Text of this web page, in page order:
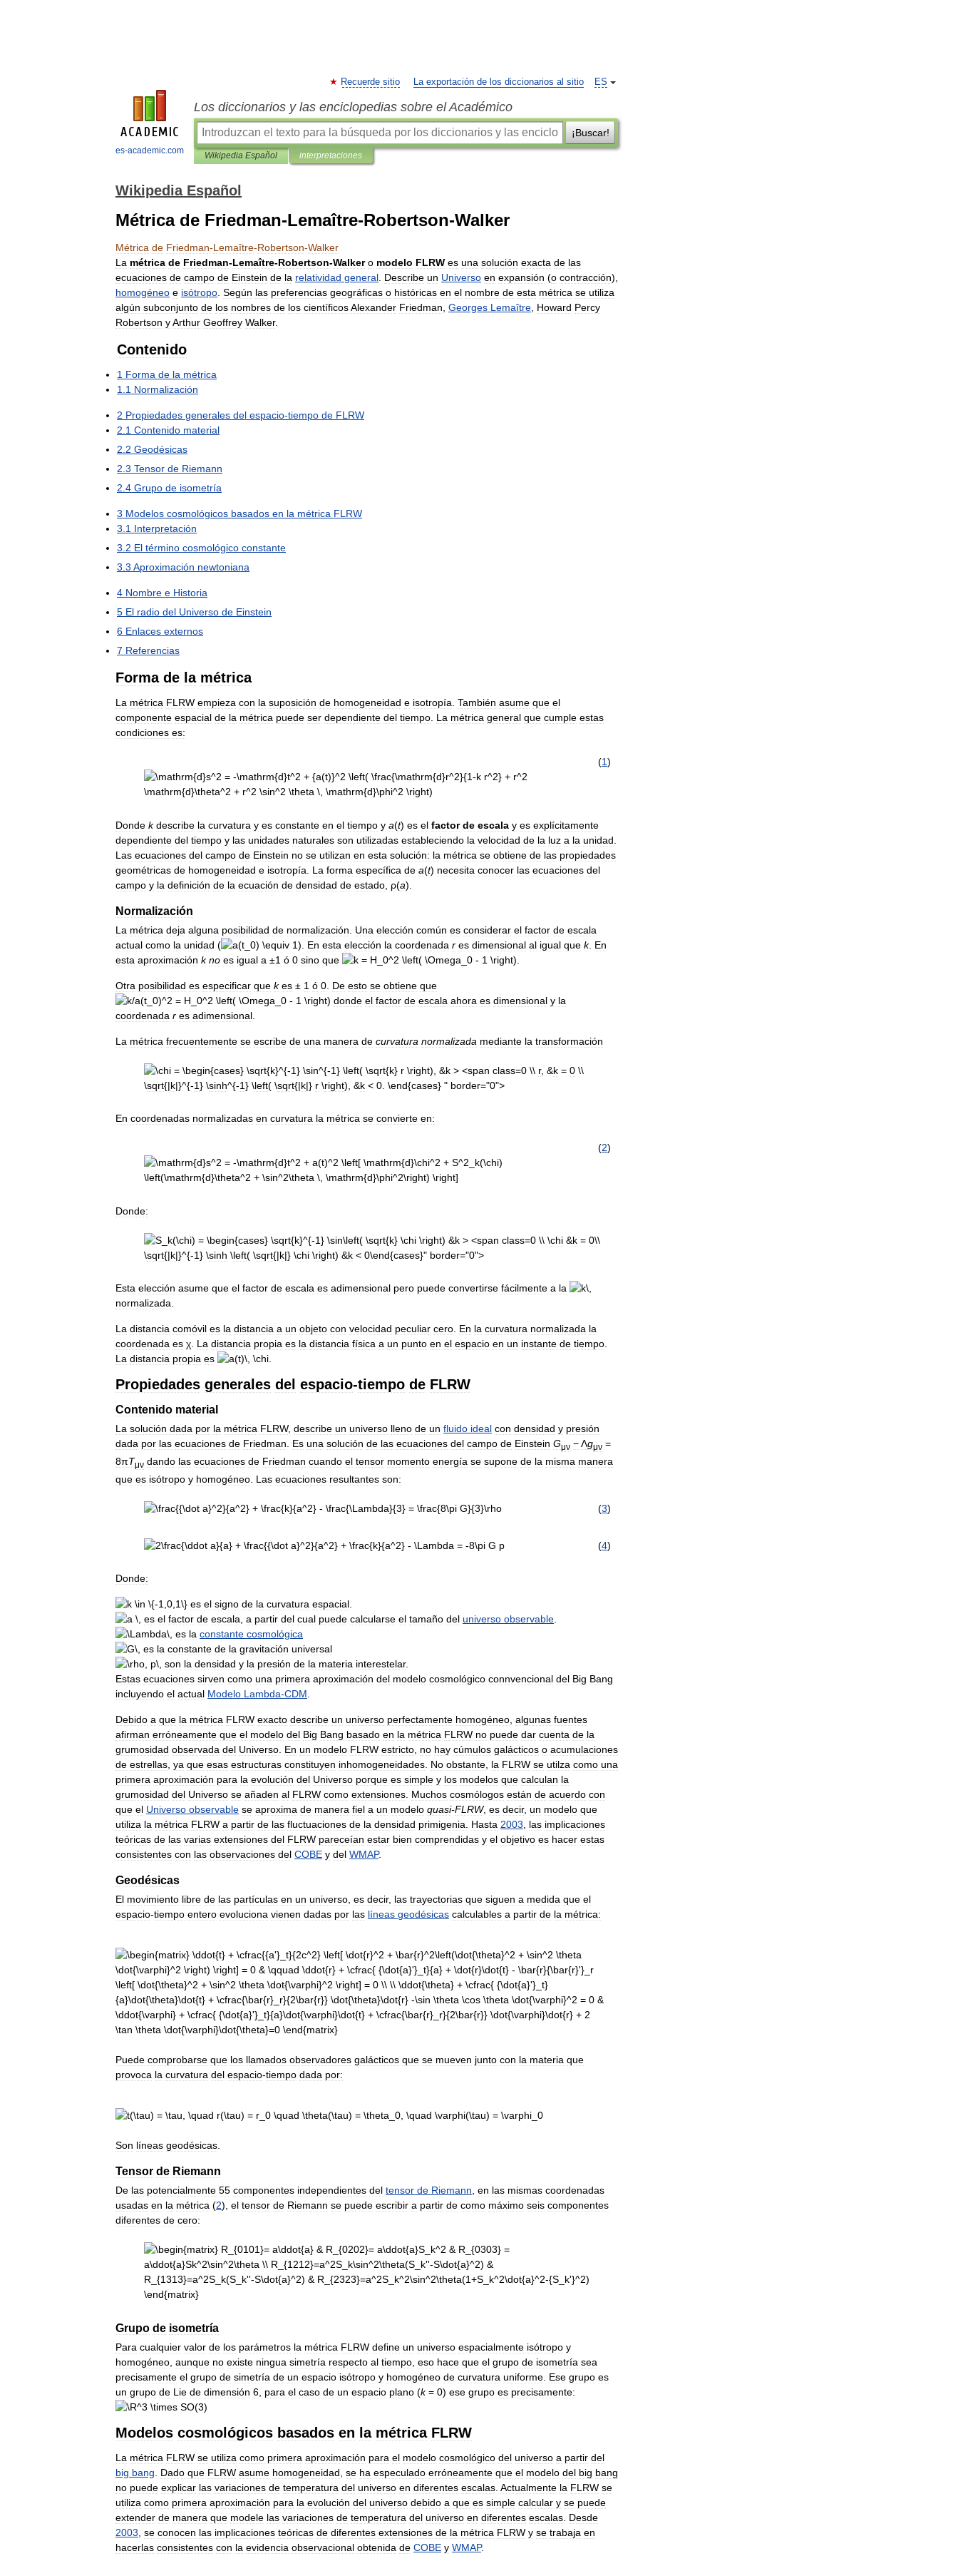
es-academic.com
ES
Recuerde sitio La exportación de los diccionarios al sitio
Los diccionarios y las enciclopedias sobre el Académico
¡Buscar!
Wikipedia Español interpretaciones
Wikipedia Español
Métrica de Friedman-Lemaître-Robertson-Walker
Métrica de Friedman-Lemaître-Robertson-Walker
La métrica de Friedman-Lemaître-Robertson-Walker o modelo FLRW es una solución exacta de las
ecuaciones de campo de Einstein de la relatividad general Describe un Universo en expansión (o contracción),
homogéneo e isótropo Según las preferencias geográficas o históricas en el nombre de esta métrica se utiliza
algún subconjunto de los nombres de los científicosAlexander Friedman Georges Lemaître Howard Percy
Robertson yArthur Geoffrey Walker.
Contenido
1 Forma de la métrica
1 1 Normalización
2 Propiedades generales del espacio-tiempo de FLRW
2 1 Contenido material
2 2 Geodésicas
2 3 Tensor de Riemann
2 4 Grupo de isometría
3 Modelos cosmológicos basados en la métrica FLRW
3 1 Interpretación
3 2 El término cosmológico constante
3 3 Aproximación newtoniana
4 Nombre e Historia
5 El radio del Universo de Einstein
6 Enlaces externos
7 Referencias
Forma de la métrica
La métrica FLRW empieza con la suposición de homogeneidad e isotropía También asume que el
componente espacial de la métrica puede ser dependiente del tiempo La métrica general que cumple estas
condiciones es:
(1)
Donde k describe la curvatura y es constante en el tiempo y a(t) es el factor de escala y es explícitamente
dependiente del tiempo y las unidades naturales son utilizadas estableciendo la velocidad de la luz a la unidad
Las ecuaciones del campo de Einstein no se utilizan en esta solución: la métrica se obtiene de las propiedades
geométricas de homogeneidad e isotropía La forma específica de a(t) necesita conocer las ecuaciones del
campo y la definición de la ecuación de densidad de estado ρ(a)
Normalización
La métrica deja alguna posibilidad de normalización Una elección común es considerar el factor de escala
actual como la unidad ( ). En esta elección la coordenada r es dimensional al igual que k. En
esta aproximación k no es igual a ±1 ó 0 sino que
Otra posibilidad es especificar que k es ± 1 ó 0 De esto se obtiene que
donde el factor de escala ahora es dimensional y la
coordenada r es adimensional
La métrica frecuentemente se escribe de una manera de curvatura normalizada mediante la transformación
0 \\ r, &k = 0 \\
\sqrt{|k|}^{-1} \sinh^{-1} \left( \sqrt{|k|} r \right), &k < 0. \end{cases} " border="0">
En coordenadas normalizadas en curvatura la métrica se convierte en:
(2)
Donde:
0 \\ \chi &k = 0\\
\sqrt{|k|}^{-1} \sinh \left( \sqrt{|k|} \chi \right) &k < 0\end{cases}" border="0">
Esta elección asume que el factor de escala es adimensional pero puede convertirse fácilmente a la
normalizada.
La distancia comóvil es la distancia a un objeto con velocidad peculiar cero. En la curvatura normalizada la
coordenada es χ. La distancia propia es la distancia física a un punto en el espacio en un instante de tiempo.
La distancia propia es .
Propiedades generales del espacio-tiempo de FLRW
Contenido material
La solución dada por la métrica FLRW, describe un universo lleno de un fluido ideal con densidad y presión
dada por las ecuaciones de Friedman. Es una solución de las ecuaciones del campo de Einstein Gμν −Λgμν =
8πTμν dando las ecuaciones de Friedman cuando el tensor momento energía se supone de la misma manera
que es isótropo y homogéneo Las ecuaciones resultantes son:
(3)
(4)
Donde:
es el signo de la curvatura espacial
es el factor de escala a partir del cual puede calcularse el tamaño del universo observable
es la constante cosmológica
es la constante de la gravitación universal
son la densidad y la presión de la materia interestelar.
Estas ecuaciones sirven como una primera aproximación del modelo cosmológico connvencional del Big Bang
incluyendo el actual Modelo Lambda-CDM
Debido a que la métrica FLRW exacto describe un universo perfectamente homogéneo algunas fuentes
afirman erróneamente que el modelo del Big Bang basado en la métrica FLRW no puede dar cuenta de la
grumosidad observada del Universo En un modelo FLRW estricto no hay cúmulos galácticos o acumulaciones
de estrellas ya que esas estructuras constituyen inhomogeneidades No obstante la FLRW se utilza como una
primera aproximación para la evolución del Universo porque es simple y los modelos que calculan la
grumosidad del Universo se añaden al FLRW como extensiones Muchos cosmólogos están de acuerdo con
que el Universo observable se aproxima de manera fiel a un modelo quasi-FLRW, es decir, un modelo que
utiliza la métrica FLRW a partir de las fluctuaciones de la densidad primigenia Hasta 2003 las implicaciones
teóricas de las varias extensiones del FLRW pareceían estar bien comprendidas y el objetivo es hacer estas
consistentes con las observaciones del COBE y del WMAP.
Geodésicas
El movimiento libre de las partículas en un universo es decir, las trayectorias que siguen a medida que el
espacio-tiempo entero evoluciona vienen dadas por las líneas geodésicas calculables a partir de la métrica:
Puede comprobarse que los llamados observadores galácticos que se mueven junto con la materia que
provoca la curvatura del espacio-tiempo dada por:
Son líneas geodésicas
Tensor de Riemann
De las potencialmente 55 componentes independientes del tensor de Riemann en las mismas coordenadas
usadas en la métrica (2), el tensor de Riemann se puede escribir a partir de como máximo seis componentes
diferentes de cero:
Grupo de isometría
Para cualquier valor de los parámetros la métrica FLRW define un universo espacialmente isótropo y
homogéneo aunque no existe ningua simetría respecto al tiempo eso hace que el grupo de isometría sea
precisamente el grupo de simetría de un espacio isótropo y homogéneo de curvatura uniforme Ese grupo es
un grupo de Lie de dimensión 6 para el caso de un espacio plano (k= 0) ese grupo es precisamente:
Modelos cosmológicos basados en la métrica FLRW
La métrica FLRW se utiliza como primera aproximación para el modelo cosmológico del universo a partir del
big bang Dado que FLRW asume homogeneidad se ha especulado erróneamente que el modelo del big bang
no puede explicar las variaciones de temperatura del universo en diferentes escalas Actualmente la FLRW se
utiliza como primera aproximación para la evolución del universo debido a que es simple calcular y se puede
extender de manera que modele las variaciones de temperatura del universo en diferentes escalas Desde
2003 se conocen las implicaciones teóricas de diferentes extensiones de la métrica FLRW y se trabaja en
hacerlas consistentes con la evidencia observacional obtenida de COBE y WMAP.